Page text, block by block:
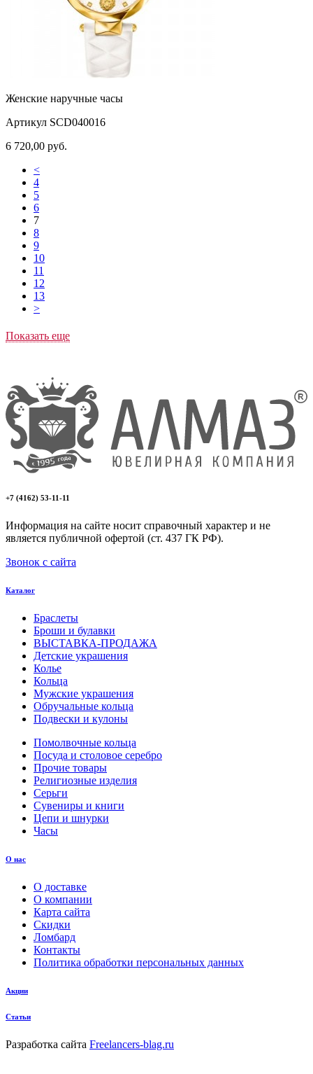
Женские наручные часы
Артикул SCD040016
6 720,00 руб.
<
4
5
6
7
8
9
10
11
12
13
>
Показать еще
+7 (4162) 53-11-11
Информация на сайте носит справочный характер и не
является публичной офертой (ст. 437 ГК РФ).
Звонок с сайта
Каталог
Браслеты
Броши и булавки
ВЫСТАВКА-ПРОДАЖА
Детские украшения
Колье
Кольца
Мужские украшения
Обручальные кольца
Подвески и кулоны
Помолвочные кольца
Посуда и столовое серебро
Прочие товары
Религиозные изделия
Серьги
Сувениры и книги
Цепи и шнурки
Часы
О нас
О доставке
О компании
Карта сайта
Скидки
Ломбард
Контакты
Политика обработки персональных данных
Акции
Статьи
Разработка сайта Freelancers-blag.ru